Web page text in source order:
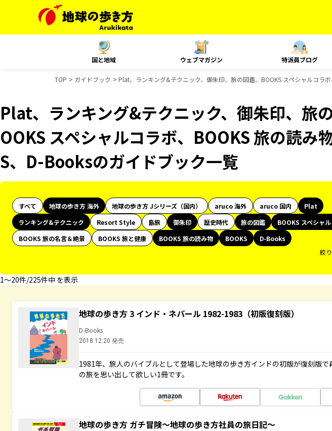
国と地域 ウェブマガジン 特派員ブログ
TOP ガイドブック Plat、ランキング&テクニック、御朱印、旅の図鑑、BOOKS スペシャルコラ
Plat、ランキング&テクニック、御朱印、旅
OOKS スペシャルコラボ、BOOKS 旅の読み
S、D-Booksのガイドブック一覧
すべて 地球の歩き方 海外 地球の歩き方 Jシリーズ（国内） aruco 海外 aruco 国内
Plat
ランキング&テクニック
Resort Style 島旅 御朱印 歴史時代 旅の図鑑
BOOKS スペシャ
BOOKS 旅の名言＆絶景
BOOKS 旅と健康 BOOKS 旅の読み物 BOOKS
D-Books
絞
1〜20件/225件中 を表示
地球の歩き方 3 インド・ネパール 1982-1983（初版復刻版）
D-Books
2018.12.20 発売
1981年、旅人のバイブルとして登場した地球の歩き方インドの初版が復刻版
の旅を思い出して欲しい1冊です。
地球の歩き方 ガチ冒険～地球の歩き方社員の旅日記～